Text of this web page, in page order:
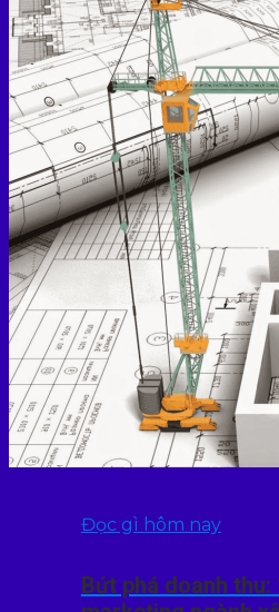
Đọc gì hôm nay
Bứt phá doanh